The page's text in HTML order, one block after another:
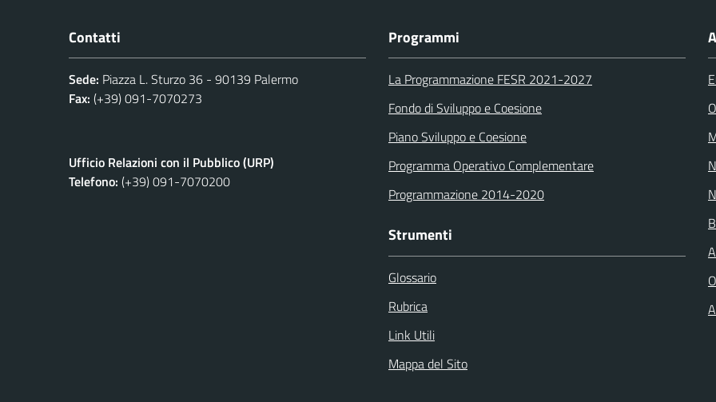
Contatti
Sede: Piazza L. Sturzo 36 - 90139 Palermo
Fax: (+39) 091-7070273
Ufficio Relazioni con il Pubblico (URP)
Telefono: (+39) 091-7070200
Programmi
La Programmazione FESR 2021-2027
Fondo di Sviluppo e Coesione
Piano Sviluppo e Coesione
Programma Operativo Complementare
Programmazione 2014-2020
Strumenti
Glossario
Rubrica
Link Utili
Mappa del Sito